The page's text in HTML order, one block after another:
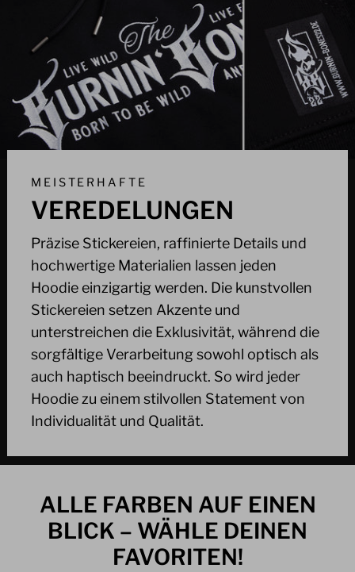
MEISTERHAFTE
VEREDELUNGEN
Präzise Stickereien, raffinierte Details und
hochwertige Materialien lassen jeden
Hoodie einzigartig werden. Die kunstvollen
Stickereien setzen Akzente und
unterstreichen die Exklusivität, während die
sorgfältige Verarbeitung sowohl optisch als
auch haptisch beeindruckt. So wird jeder
Hoodie zu einem stilvollen Statement von
Individualität und Qualität.
ALLE FARBEN AUF EINEN
BLICK – WÄHLE DEINEN
FAVORITEN!